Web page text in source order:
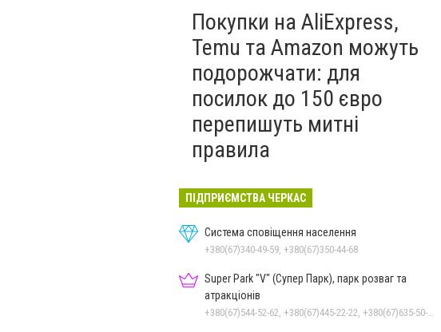
Покупки на AliExpress,
Temu та Amazon можуть
подорожчати: для
посилок до 150 євро
перепишуть митні
правила
ПІДПРИЄМСТВА ЧЕРКАС
Система сповіщення населення
+380(67)340-49-59, +380(67)350-44-68
Super Park "V" (Супер Парк), парк розваг та
атракціонів
+380(67)544-52-62, +380(67)445-22-22, +380(67)635-50-50